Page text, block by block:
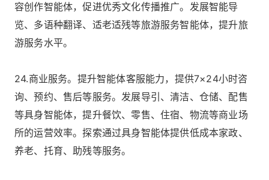
容创作智能体，促进优秀文化传播推广。发展智能导
览、多语种翻译、适老适残等旅游服务智能体，提升旅
游服务水平。
24.商业服务。提升智能体客服能力，提供7×24小时咨
询、预约、售后等服务。发展导引、清洁、仓储、配售
等具身智能体，提升餐饮、零售、住宿、物流等商业场
所的运营效率。探索通过具身智能体提供低成本家政、
养老、托育、助残等服务。